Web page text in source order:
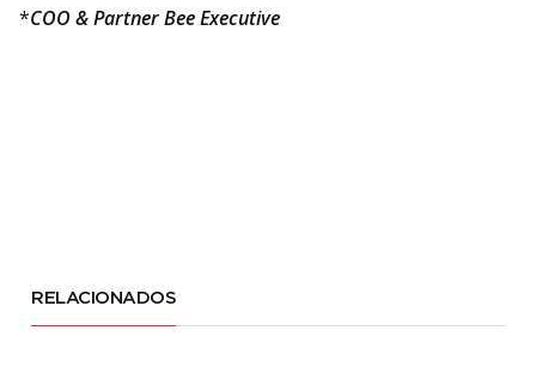
*COO & Partner Bee Executive
RELACIONADOS